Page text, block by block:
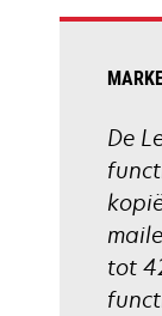
De
tot